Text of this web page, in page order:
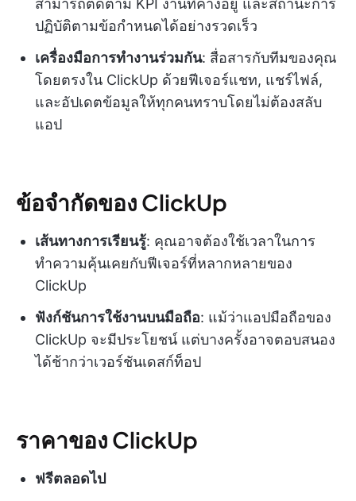
สามารถติดตาม KPI งานที่ค้างอยู่ และสถานะการ
ปฏิบัติตามข้อกำหนดได้อย่างรวดเร็ว
เครื่องมือการทำงานร่วมกัน: สื่อสารกับทีมของคุณ
โดยตรงใน ClickUp ด้วยฟีเจอร์แชท, แชร์ไฟล์,
และอัปเดตข้อมูลให้ทุกคนทราบโดยไม่ต้องสลับ
แอป
ข้อจำกัดของ ClickUp
เส้นทางการเรียนรู้: คุณอาจต้องใช้เวลาในการ
ทำความคุ้นเคยกับฟีเจอร์ที่หลากหลายของ
ClickUp
ฟังก์ชันการใช้งานบนมือถือ: แม้ว่าแอปมือถือของ
ClickUp จะมีประโยชน์ แต่บางครั้งอาจตอบสนอง
ได้ช้ากว่าเวอร์ชันเดสก์ท็อป
ราคาของ ClickUp
ฟรีตลอดไป